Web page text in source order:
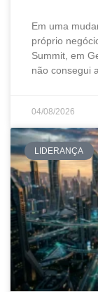
Em uma
próprio
Summit, em
não consegui
04/08/2026
LIDERANÇA